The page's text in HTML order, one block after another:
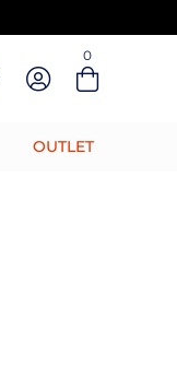
0
OUTLET